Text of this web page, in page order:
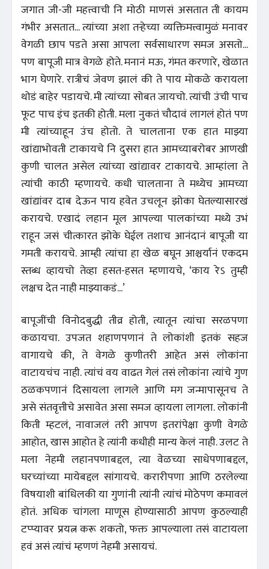
जगात जी-जी महत्त्वाची नि मोठी माणसं असतात ती कायम
गंभीर असतात... त्यांच्या अशा तऱ्हेच्या व्यक्तिमत्त्वामुळं मनावर
वेगळी छाप पडते असा आपला सर्वसाधारण समज असतो...
पण बापूजी मात्र वेगळे होते. मनानं मऊ, गंमत करणारे, खेळात
भाग घेणारे. रात्रीचं जेवण झालं की ते पाय मोकळे करायला
थोडं बाहेर पडायचे. मी त्यांच्या सोबत जायचो. त्यांची उंची पाच
फूट पाच इंच इतकी होती. मला नुकतं चौदावं लागलं होतं पण
मी त्यांच्याहून उंच होतो. ते चालताना एक हात माझ्या
खांद्याभोवती टाकायचे नि दुसरा हात आमच्याबरोबर आणखी
कुणी चालत असेल त्यांच्या खांद्यावर टाकायचे. आम्हांला ते
त्यांची काठी म्हणायचे. कधी चालताना ते मध्येच आमच्या
खांद्यांवर दाब देऊन पाय हवेत उचलून झोका घेतल्यासारखं
करायचे. एखादं लहान मूल आपल्या पालकांच्या मध्ये उभं
राहून जसं चीत्कारत झोके घेईल तशाच आनंदानं बापूजी या
गमती करायचे. आम्ही त्यांचा हा खेळ बघून आश्चर्यानं एकदम
स्तब्ध व्हायचो तेव्हा हसत-हसत म्हणायचे, ‘काय रेऽ तुम्ही
लक्षच देत नाही माझ्याकडं...’
बापूजींची विनोदबुद्धी तीव्र होती, त्यातून त्यांचा सरळपणा
कळायचा. उपजत शहाणपणानं ते लोकांशी इतकं सहज
वागायचे की, ते वेगळे कुणीतरी आहेत असं लोकांना
वाटायचंच नाही. त्यांचं वय वाढत गेलं तसं लोकांना त्यांचे गुण
ठळकपणानं दिसायला लागले आणि मग जन्मापासूनच ते
असे संतवृत्तीचे असावेत असा समज व्हायला लागला. लोकांनी
किती म्हटलं, नावाजलं तरी आपण इतरांपेक्षा कुणी वेगळे
आहोत, खास आहोत हे त्यांनी कधीही मान्य केलं नाही. उलट ते
मला नेहमी लहानपणाबद्दल, त्या वेळच्या साधेपणाबद्दल,
घरच्यांच्या मायेबद्दल सांगायचे. करारीपणा आणि ठरलेल्या
विषयाशी बांधिलकी या गुणांनी त्यांनी त्यांचं मोठेपण कमावलं
होतं. अधिक चांगला माणूस होण्यासाठी आपण कुठल्याही
टप्प्यावर प्रयत्न करू शकतो, फक्त आपल्याला तसं वाटायला
हवं असं त्यांचं म्हणणं नेहमी असायचं.